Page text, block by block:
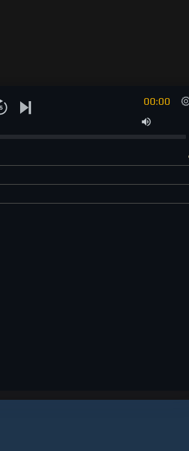
00:00